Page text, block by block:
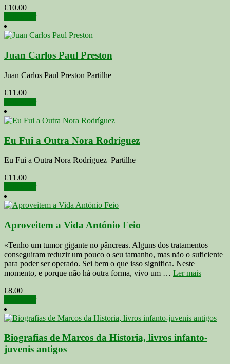
€10.00
Juan Carlos Paul Preston
Juan Carlos Paul Preston Partilhe
€11.00
Eu Fui a Outra Nora Rodríguez
Eu Fui a Outra Nora Rodríguez Partilhe
€11.00
Aproveitem a Vida António Feio
«Tenho um tumor gigante no pâncreas. Alguns dos tratamentos
conseguiram reduzir um pouco o seu tamanho, mas não o suficiente
para poder ser operado. Sei bem o que isso significa. Neste
momento, e porque não há outra forma, vivo um … Ler mais
€8.00
Biografias de Marcos da Historia, livros infanto-
juvenis antigos